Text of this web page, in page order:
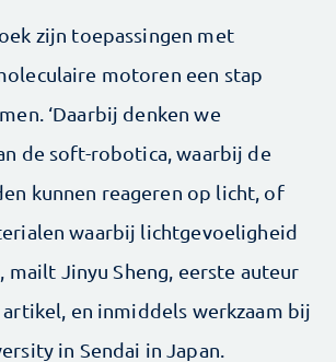
zijn toepassingen met
motoren een stap
‘Daarbij denken we
de soft-robotica, waarbij de
kunnen reageren op licht, of
waarbij lichtgevoeligheid
mailt Jinyu Sheng, eerste auteur
en inmiddels werkzaam bij
in Sendai in Japan.